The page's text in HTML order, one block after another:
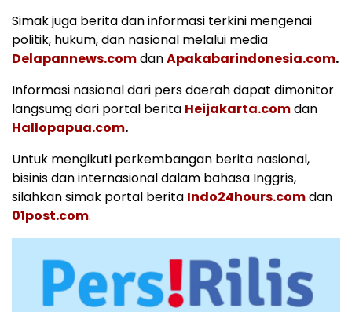
Simak juga berita dan informasi terkini mengenai
politik, hukum, dan nasional melalui media
Delapannews.comdanApakabarindonesia.com.
Informasi nasional dari pers daerah dapat dimonitor
langsumg dari portal berita Heijakarta.comdan
Hallopapua.com.
Untuk mengikuti perkembangan berita nasional,
bisinis dan internasional dalam bahasa Inggris,
silahkan simak portal berita Indo24hours.comdan
01post.com.